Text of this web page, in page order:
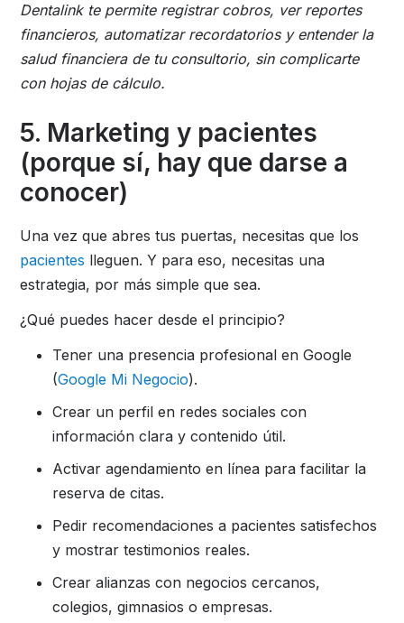
Dentalink te permite registrar cobros, ver reportes
financieros, automatizar recordatorios y entender la
salud financiera de tu consultorio, sin complicarte
con hojas de cálculo.
5. Marketing y pacientes
(porque sí, hay que darse a
conocer)
Una vez que abres tus puertas, necesitas que los
pacientes lleguen. Y para eso, necesitas una
estrategia, por más simple que sea.
¿Qué puedes hacer desde el principio?
Tener una presencia profesional en Google
(Google Mi Negocio).
Crear un perfil en redes sociales con
información clara y contenido útil.
Activar agendamiento en línea para facilitar la
reserva de citas.
Pedir recomendaciones a pacientes satisfechos
y mostrar testimonios reales.
Crear alianzas con negocios cercanos,
colegios, gimnasios o empresas.